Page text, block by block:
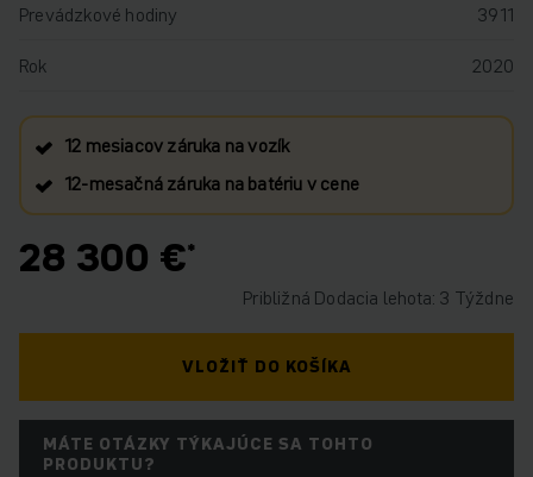
Prevádzkové hodiny
3911
Rok
2020
12 mesiacov záruka na vozík
12‑mesačná záruka na batériu v cene
28 300 €
Približná Dodacia lehota: 3 Týždne
VLOŽIŤ DO KOŠÍKA
MÁTE OTÁZKY TÝKAJÚCE SA TOHTO
PRODUKTU?